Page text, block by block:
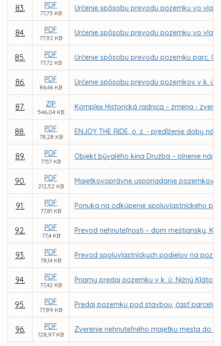
83. PDF
77,73 KB
Určenie spôsobu prevodu pozemku vo
84. PDF
77,92 KB
Určenie spôsobu prevodu pozemku vo
85. PDF
77,72 KB
Určenie spôsobu prevodu pozemku parc. C
86. PDF
84,46 KB
Určenie spôsobu prevodu pozemkov v k.
87. ZIP
546,04 KB
Komplex Historická radnica – zmena -
88. PDF
78,28 KB
ENJOY THE RIDE, o. z. - predĺženie doby
89. PDF
77,17 KB
Objekt bývalého kina Družba – plnenie
90. PDF
212,52 KB
Majetkovoprávne usporiadanie pozemkov
91. PDF
77,81 KB
Ponuka na odkúpenie spoluvlastníckeho
92. PDF
77,4 KB
Prevod nehnuteľnosti – dom meštiansky,
93. PDF
78,14 KB
Prevod spoluvlastníckych podielov na
94. PDF
77,42 KB
Priamy predaj pozemku v k. ú. Nižný Klátov
95. PDF
77,89 KB
Predaj pozemku pod stavbou, časť parcely
96. PDF
128,97 KB
Zverenie nehnuteľného majetku mesta do